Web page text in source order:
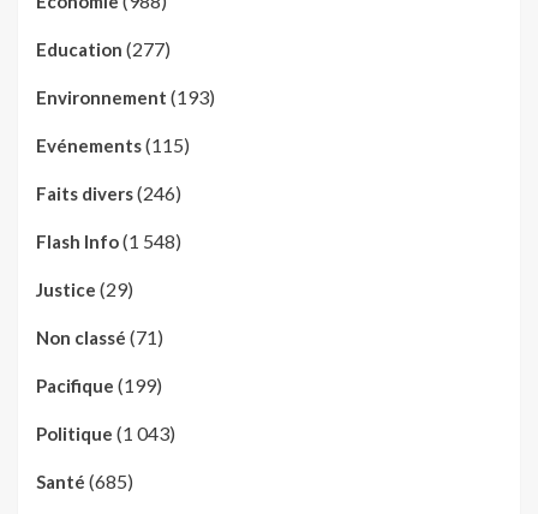
Education (277)
Environnement (193)
Evénements(115)
Faits divers(246)
Flash Info(1 548)
Justice (29)
Non classé (71)
Pacifique (199)
Politique (1 043)
Santé (685)